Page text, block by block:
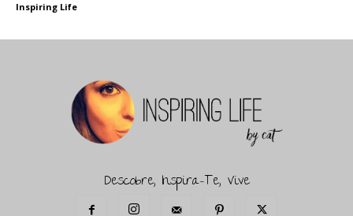
Inspiring Life
Descobre, Inspira-Te, Vive